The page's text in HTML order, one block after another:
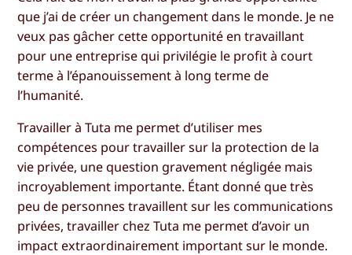
que j’ai de créer un changement dans le monde. Je ne
veux pas gâcher cette opportunité en travaillant
pour une entreprise qui privilégie le profit à court
terme à l’épanouissement à long terme de
l’humanité.
Travailler à Tuta me permet d’utiliser mes
compétences pour travailler sur la protection de la
vie privée, une question gravement négligée mais
incroyablement importante. Étant donné que très
peu de personnes travaillent sur les communications
privées, travailler chez Tuta me permet d’avoir un
impact extraordinairement important sur le monde.